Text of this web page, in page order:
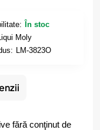
În stoc
Liqui Moly
LM-3823O
fără conţinut de